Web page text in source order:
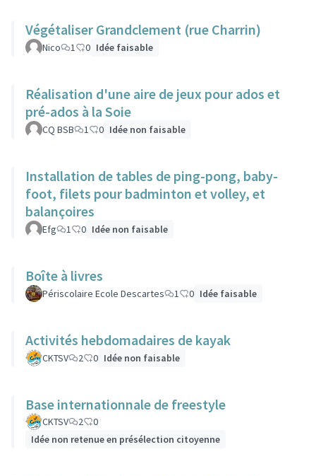
Végétaliser Grandclement (rue Charrin)
Nico 1 0 Idée faisable
Réalisation d'une aire de jeux pour ados et
pré-ados à la Soie
CQ BSB 1 0 Idée non faisable
Installation de tables de ping-pong, baby-
foot, filets pour badminton et volley, et
balançoires
Efg 1 0 Idée non faisable
Boîte à livres
Périscolaire Ecole Descartes 1 0 Idée faisable
Activités hebdomadaires de kayak
CKTSV 2 0 Idée non faisable
Base internationnale de freestyle
CKTSV 2
0
Idée non retenue en présélection citoyenne